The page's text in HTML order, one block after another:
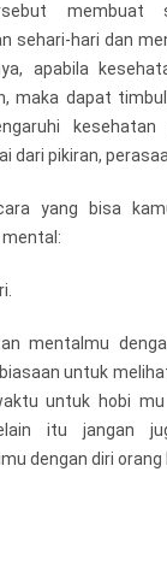
membuat
sehari-hari dan
apabila
maka dapat
kesehatan
dari pikiran,
yang bisa
mentalmu
untuk
untuk hobi
itu jangan
dengan diri orang